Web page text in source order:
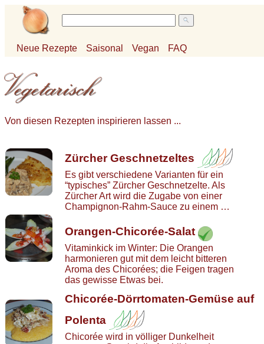
Neue Rezepte Saisonal Vegan FAQ
Von diesen Rezepten inspirieren lassen ...
Zürcher Geschnetzeltes
Es gibt verschiedene Varianten für ein
“typisches” Zürcher Geschnetzelte. Als
Zürcher Art wird die Zugabe von einer
Champignon-Rahm-Sauce zu einem …
Orangen-Chicorée-Salat
Vitaminkick im Winter: Die Orangen
harmonieren gut mit dem leicht bitteren
Aroma des Chicorées; die Feigen tragen
das gewisse Etwas bei.
Chicorée-Dörrtomaten-Gemüse auf
Polenta
Chicorée wird in völliger Dunkelheit